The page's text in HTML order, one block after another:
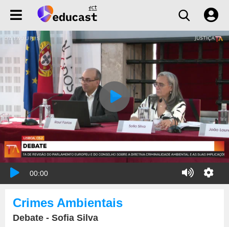
00:00
Crimes Ambientais
Debate - Sofia Silva